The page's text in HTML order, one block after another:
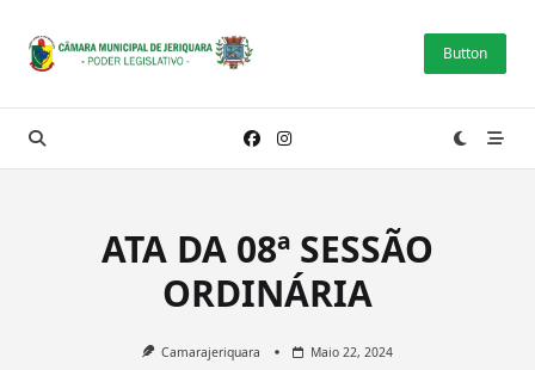
content
Button
ATA DA 08ª SESSÃO
ORDINÁRIA
Camarajeriquara Maio 22, 2024